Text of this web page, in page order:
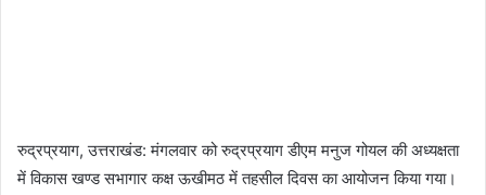
रुद्रप्रयाग, उत्तराखंड: मंगलवार को रुद्रप्रयाग डीएम मनुज गोयल की अध्यक्षता
में विकास खण्ड सभागार कक्ष ऊखीमठ में तहसील दिवस का आयोजन किया गया।